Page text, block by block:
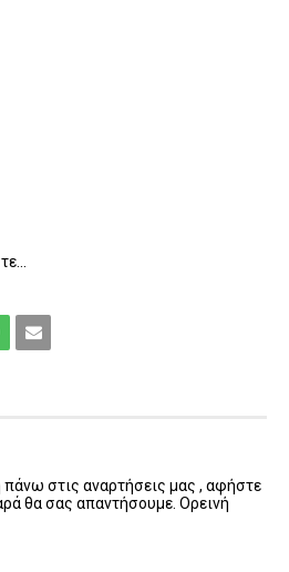
πάνω στις αναρτήσεις μας , αφήστε
θα σας απαντήσουμε. Ορεινή